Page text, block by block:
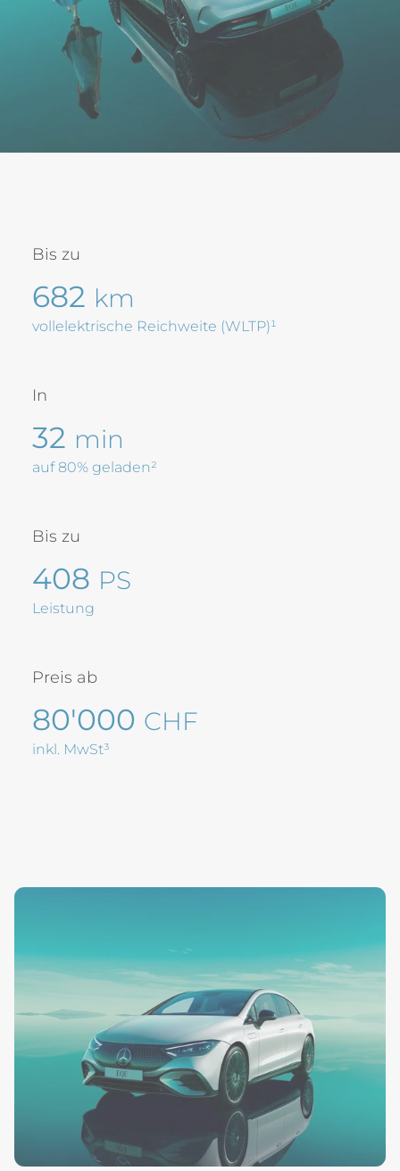
Bis zu
682 km
vollelektrische Reichweite (WLTP)¹
In
32 min
auf 80% geladen²
Bis zu
408 PS
Leistung
Preis ab
80'000 CHF
inkl. MwSt³